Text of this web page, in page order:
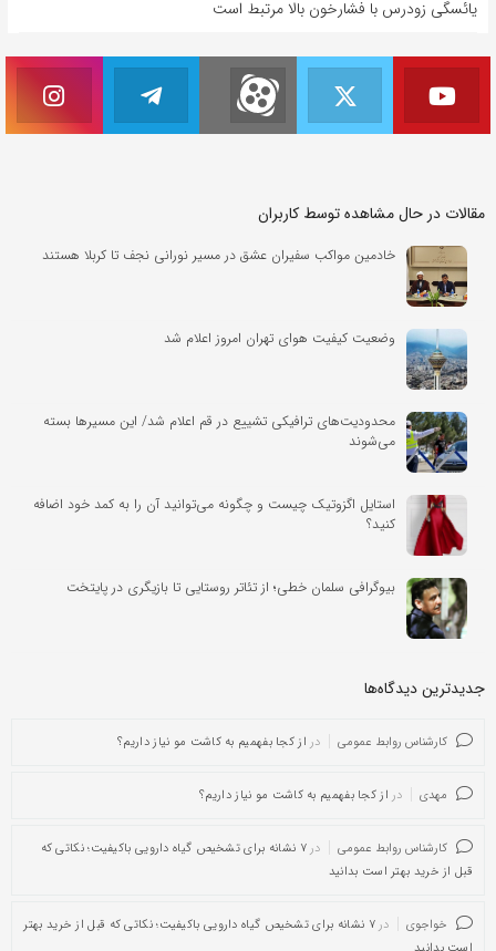
یائسگی زودرس با فشارخون بالا مرتبط است
مقالات در حال مشاهده توسط کاربران
خادمین مواکب سفیران عشق در مسیر نورانی نجف تا کربلا هستند
وضعیت کیفیت هوای تهران امروز اعلام شد
محدودیت‌های ترافیکی تشییع در قم اعلام شد/ این مسیرها بسته
می‌شوند
استایل اگزوتیک چیست و چگونه می‌توانید آن را به کمد خود اضافه
کنید؟
بیوگرافی سلمان خطی؛ از تئاتر روستایی تا بازیگری در پایتخت
جدیدترین دیدگاه‌‌ها
کارشناس روابط عمومی در از کجا بفهمیم به کاشت مو نیاز داریم؟
مهدی در از کجا بفهمیم به کاشت مو نیاز داریم؟
کارشناس روابط عمومی در
۷ نشانه برای تشخیص گیاه دارویی باکیفیت؛ نکاتی که
قبل از خرید بهتر است بدانید
خواجوی در
۷ نشانه برای تشخیص گیاه دارویی باکیفیت؛ نکاتی که قبل از خرید بهتر